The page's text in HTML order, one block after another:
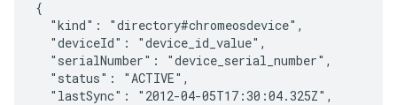
{
  "kind": "directory#chromeosdevice",
  "deviceId": "
device_id_value",
  "serialNumber": "
device_serial_number",
  "status": "ACTIVE",
  "lastSync": "2012-04-05T17:30:04.325Z",